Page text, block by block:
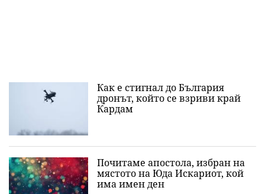
Как е стигнал до България
дронът, който се взриви край
Кардам
Почитаме апостола, избран на
мястото на Юда Искариот, кой
има имен ден